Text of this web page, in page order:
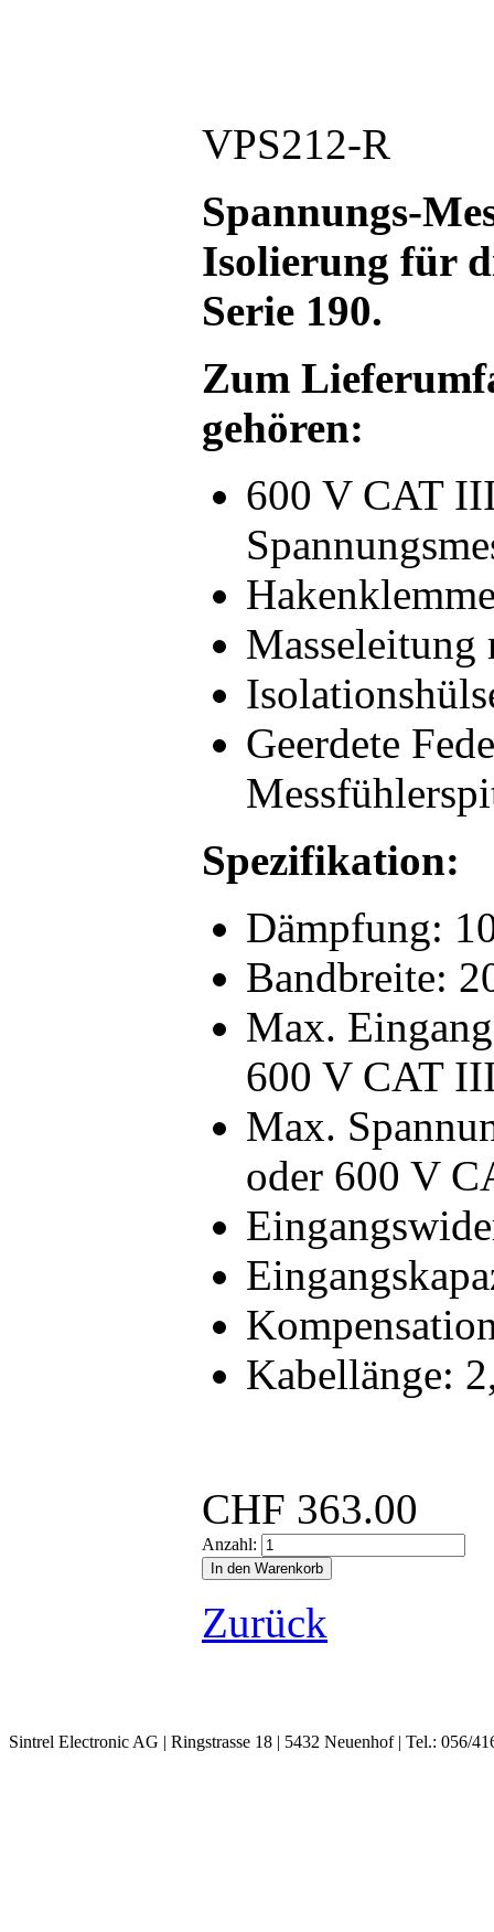
VPS212-R
Spannungs-
Isolierung für
Serie 190.
Zum
gehören:
600 V CAT
Geerdete
Spezifikation:
Dämpfung:
Bandbreite:
Max.
600 V CAT
Max.
oder 600 V
Kabellänge:
CHF 363.00
Anzahl:
Zurück
Sintrel Electronic AG | Ringstrasse 18 | 5432 Neuenhof | Tel.: 056/